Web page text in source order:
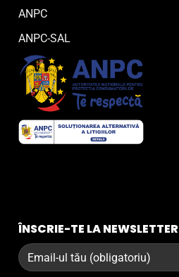
ANPC
ANPC-SAL
ÎNSCRIE-TE LA NEWSLETTER